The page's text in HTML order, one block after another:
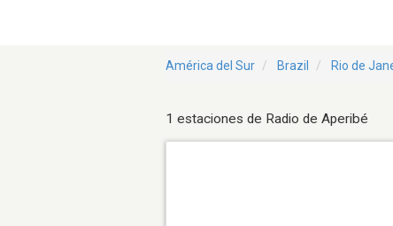
América del Sur Brazil Rio de
1 estaciones de Radio de Aperibé